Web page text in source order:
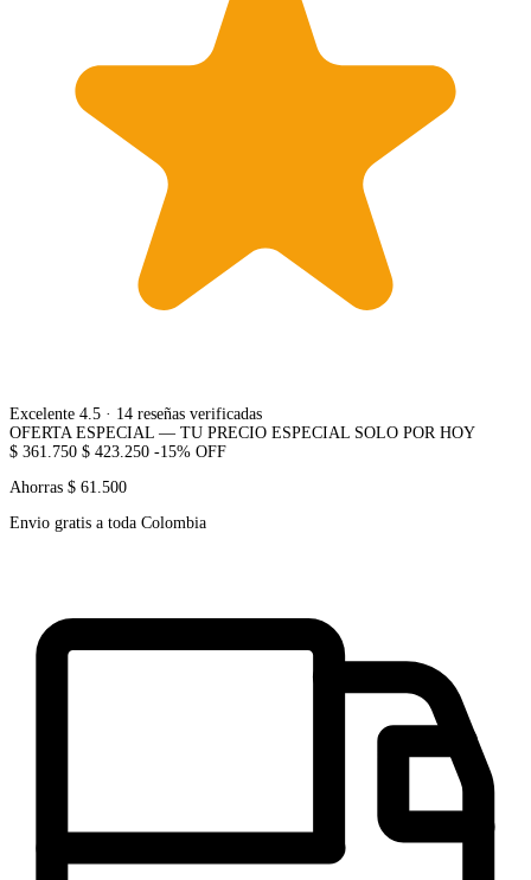
Excelente 4.5 · 14 reseñas verificadas
OFERTA ESPECIAL — TU PRECIO ESPECIAL SOLO POR HOY
$ 361.750 $ 423.250 -15% OFF
Ahorras $ 61.500
Envio gratis a toda Colombia